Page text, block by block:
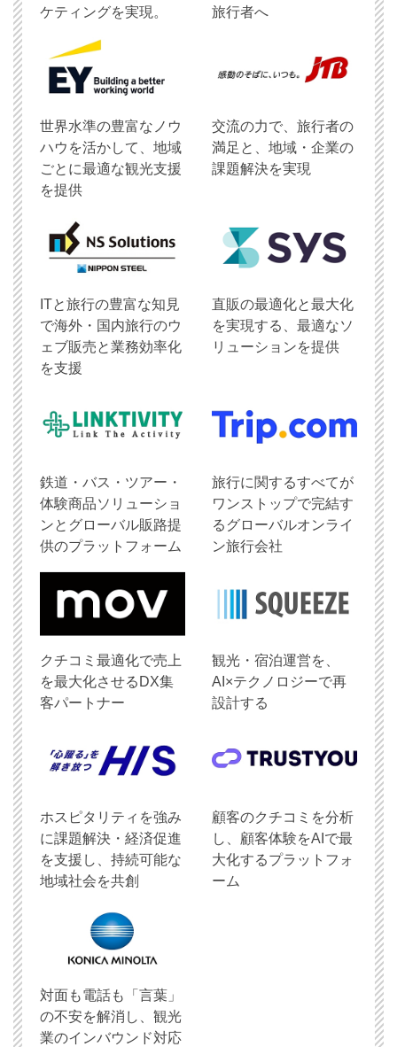
ケティングを実現。 旅行者へ
世界水準の豊富なノウ
ハウを活かして、地域
ごとに最適な観光支援
を提供
交流の力で、旅行者の
満足と、地域・企業の
課題解決を実現
ITと旅行の豊富な知見
で海外・国内旅行のウ
ェブ販売と業務効率化
を支援
直販の最適化と最大化
を実現する、最適なソ
リューションを提供
鉄道・バス・ツアー・
体験商品ソリューショ
ンとグローバル販路提
供のプラットフォーム
旅行に関するすべてが
ワンストップで完結す
るグローバルオンライ
ン旅行会社
クチコミ最適化で売上
を最大化させるDX集
客パートナー
観光・宿泊運営を、
AI×テクノロジーで再
設計する
ホスピタリティを強み
に課題解決・経済促進
を支援し、持続可能な
地域社会を共創
顧客のクチコミを分析
し、顧客体験をAIで最
大化するプラットフォ
ーム
対面も電話も「言葉」
の不安を解消し、観光
業のインバウンド対応